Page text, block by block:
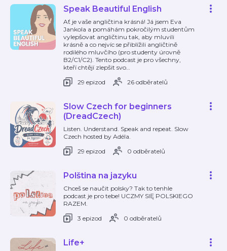
Speak Beautiful English
Ať je vaše angličtina krásná! Já jsem Eva
Jankola a pomáhám pokročilým studentům
vylepšovat angličtinu tak, aby mluvili
krásně a co nejvíc se přiblížili angličtině
rodilého mluvčího (pro studenty úrovně
B2/C1/C2). Tento podcast je pro všechny,
kteří chtějí zlepšit svo…
29 epizod
26 odběratelů
Slow Czech for beginners
(DreadCzech)
Listen. Understand. Speak and repeat. Slow
Czech hosted by Adéla.
29 epizod
0 odběratelů
Polština na jazyku
Chceš se naučit polsky? Tak to tenhle
podcast je pro tebe! UCZMY SIĘ POLSKIEGO
RAZEM.
3 epizod
0 odběratelů
Life+